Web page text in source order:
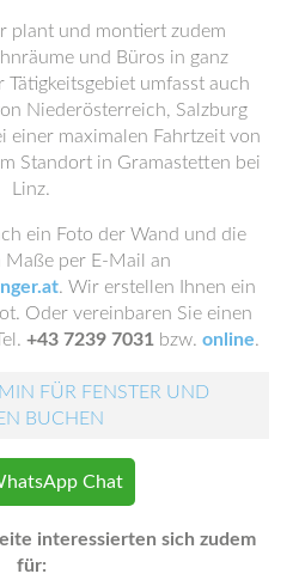
plant und montiert zudem
und Büros in ganz
Tätigkeitsgebiet umfasst auch
Niederösterreich, Salzburg
einer maximalen Fahrtzeit von
Standort in Gramastetten bei
Linz.
ein Foto der Wand und die
Maße per E-Mail an
. Wir erstellen Ihnen ein
Oder vereinbaren Sie einen
+43 7239 7031 bzw. online.
FÜR FENSTER UND
BUCHEN
Chat
interessierten sich zudem
für: